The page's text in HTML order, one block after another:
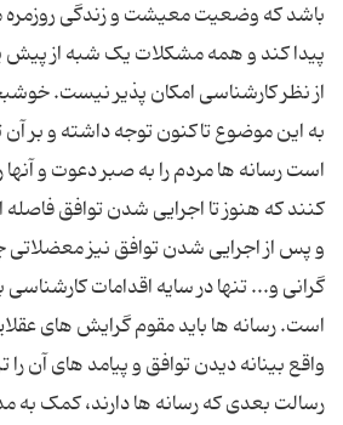
باشد که وضعیت معیشت و زندگی روزمره
پیدا کند و همه مشکلات یک شبه از پیش
از نظر کارشناسی امکان پذیر نیست.
به این موضوع تاکنون توجه داشته و بر آن
است رسانه ها مردم را به صبر دعوت و
کنند که هنوز تا اجرایی شدن توافق
و پس از اجرایی شدن توافق نیز معضلاتی
گرانی و... تنها در سایه اقدامات
است. رسانه ها باید مقوم گرایش های
واقع بینانه دیدن توافق و پیامد های آن
رسالت بعدی که رسانه ها دارند، کمک به